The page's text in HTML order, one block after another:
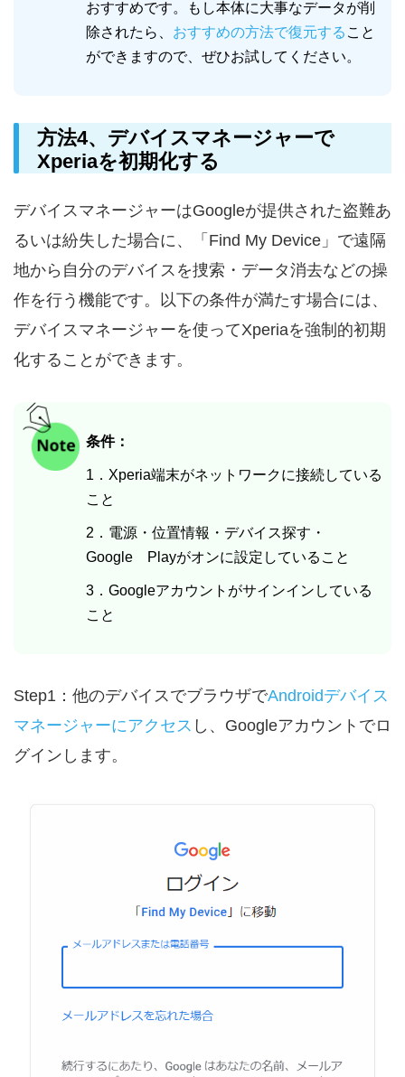
おすすめです。もし本体に大事なデータが削
除されたら、 おすすめの方法で復元する こと
ができますので、ぜひお試してください。
方法4、デバイスマネージャーで
Xperiaを初期化する
デバイスマネージャーはGoogleが提供された盗難あ
るいは紛失した場合に、「Find My Device」で遠隔
地から自分のデバイスを捜索・データ消去などの操
作を行う機能です。以下の条件が満たす場合には、
デバイスマネージャーを使ってXperiaを強制的初期
化することができます。
条件：
1．Xperia端末がネットワークに接続している
こと
2．電源・位置情報・デバイス探す・
Google Playがオンに設定していること
3．Googleアカウントがサインインしている
こと
Step1：他のデバイスでブラウザでAndroidデバイス
マネージャーにアクセス し、Googleアカウントでロ
グインします。